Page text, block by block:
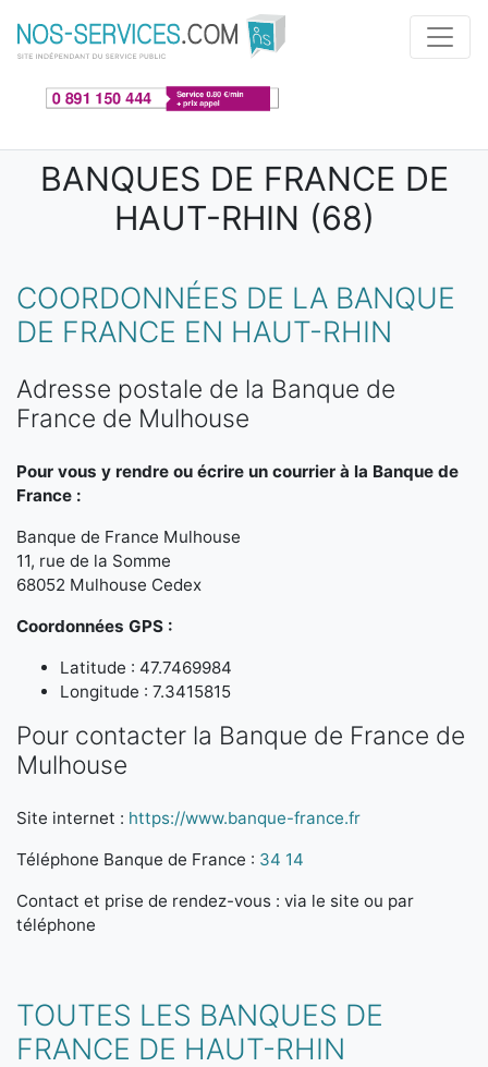
Aller au contenu principal
BANQUES DE FRANCE DE
HAUT-RHIN (68)
COORDONNÉES DE LA BANQUE
DE FRANCE EN HAUT-RHIN
Adresse postale de la Banque de
France de Mulhouse
Pour vous y rendre ou écrire un courrier à la Banque de
France :
Banque de France Mulhouse
11, rue de la Somme
68052 Mulhouse Cedex
Coordonnées GPS :
Latitude : 47.7469984
Longitude : 7.3415815
Pour contacter la Banque de France de
Mulhouse
Site internet : https://www.banque-france.fr
Téléphone Banque de France : 34 14
Contact et prise de rendez-vous : via le site ou par
téléphone
TOUTES LES BANQUES DE
FRANCE DE HAUT-RHIN